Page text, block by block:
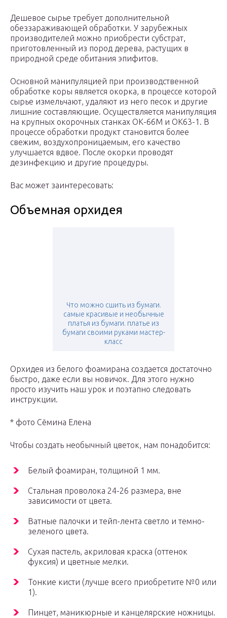
Дешевое сырье требует дополнительной
обеззараживающей обработки. У зарубежных
производителей можно приобрести субстрат,
приготовленный из пород дерева, растущих в
природной среде обитания эпифитов.
Основной манипуляцией при производственной
обработке коры является окорка, в процессе которой
сырье измельчают, удаляют из него песок и другие
лишние составляющие. Осуществляется манипуляция
на крупных окорочных станках ОК-66М и ОК63-1. В
процессе обработки продукт становится более
свежим, воздухопроницаемым, его качество
улучшается вдвое. После окорки проводят
дезинфекцию и другие процедуры.
Вас может заинтересовать:
Объемная орхидея
Что можно сшить из бумаги.
самые красивые и необычные
платья из бумаги. платье из
бумаги своими руками мастер-
класс
Орхидея из белого фоамирана создается достаточно
быстро, даже если вы новичок. Для этого нужно
просто изучить наш урок и поэтапно следовать
инструкции.
* фото Сёмина Елена
Чтобы создать необычный цветок, нам понадобится:
Белый фоамиран, толщиной 1 мм.
Стальная проволока 24-26 размера, вне
зависимости от цвета.
Ватные палочки и тейп-лента светло и темно-
зеленого цвета.
Сухая пастель, акриловая краска (оттенок
фуксия) и цветные мелки.
Тонкие кисти (лучше всего приобретите №0 или
1).
Пинцет, маникюрные и канцелярские ножницы.